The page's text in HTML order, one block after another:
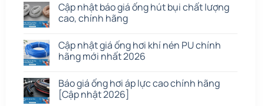
Cập nhật báo giá ống hút bụi chất lượng
cao, chính hãng
Cập nhật giá ống hơi khí nén PU chính
hãng mới nhất 2026
Báo giá ống hơi áp lực cao chính hãng
[Cập nhật 2026]